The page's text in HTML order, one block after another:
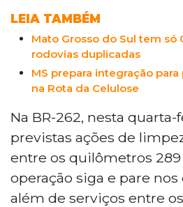
LEIA TAMBÉM
Mato Grosso do Sul tem só
rodovias duplicadas
MS prepara integração
na Rota da Celulose
Na BR-262, nesta quarta-
previstas ações de
entre os quilômetros 289
operação siga e pare
além de serviços entre